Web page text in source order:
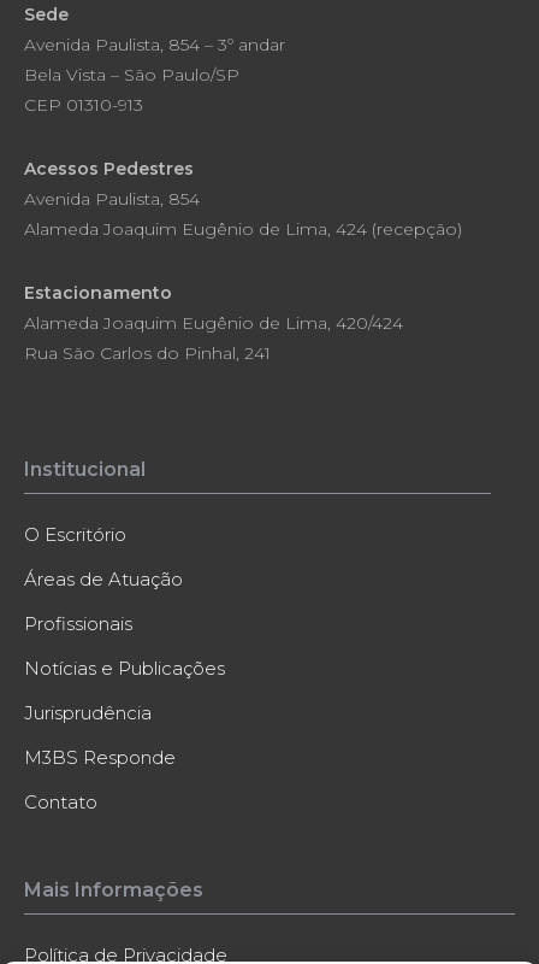
Sede
Avenida Paulista, 854 – 3º andar
Bela Vista – São Paulo/SP
CEP 01310-913
Acessos Pedestres
Avenida Paulista, 854
Alameda Joaquim Eugênio de Lima, 424 (recepção)
Estacionamento
Alameda Joaquim Eugênio de Lima, 420/424
Rua São Carlos do Pinhal, 241
Institucional
O Escritório
Áreas de Atuação
Profissionais
Notícias e Publicações
Jurisprudência
M3BS Responde
Contato
Mais Informações
Política de Privacidade